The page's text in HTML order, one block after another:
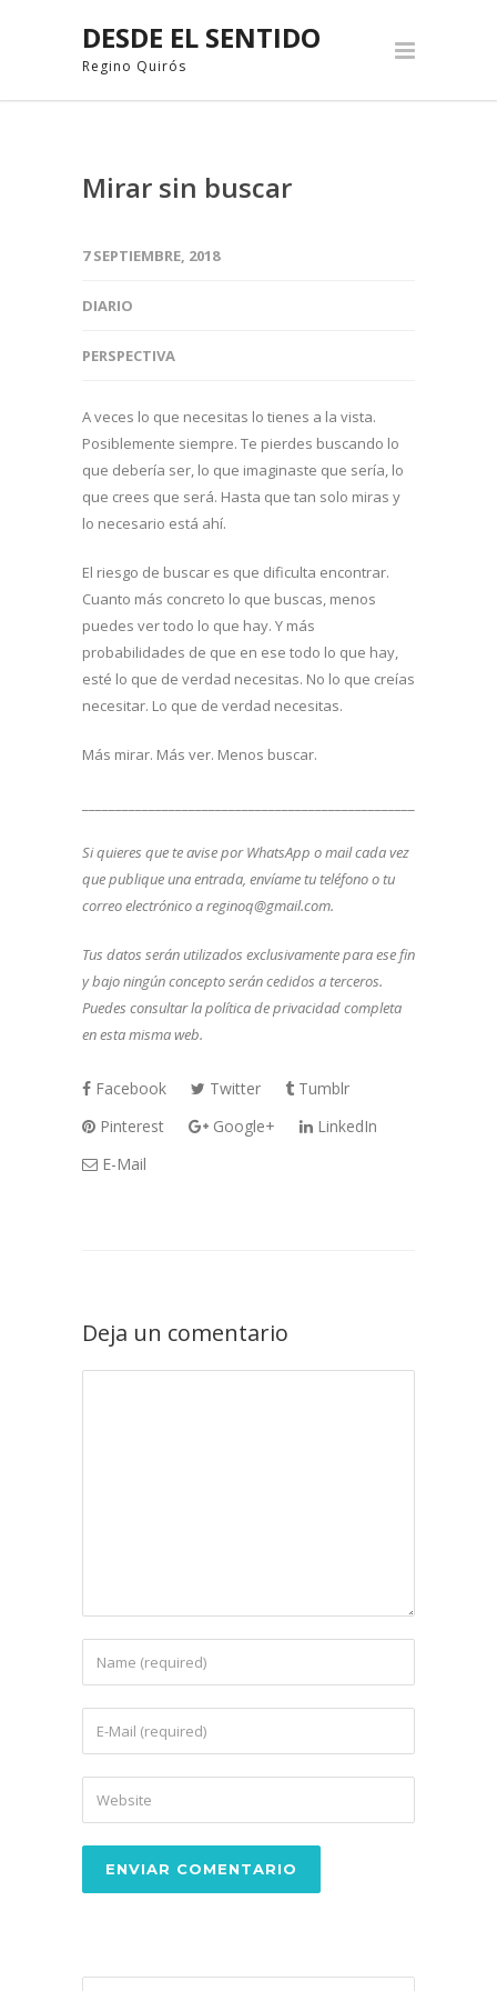
DESDE EL SENTIDO
Regino Quirós
Mirar sin buscar
7 SEPTIEMBRE, 2018
DIARIO
PERSPECTIVA
A veces lo que necesitas lo tienes a la vista.
Posiblemente siempre. Te pierdes buscando lo
que debería ser, lo que imaginaste que sería, lo
que crees que será. Hasta que tan solo miras y
lo necesario está ahí.
El riesgo de buscar es que dificulta encontrar.
Cuanto más concreto lo que buscas, menos
puedes ver todo lo que hay. Y más
probabilidades de que en ese todo lo que hay,
esté lo que de verdad necesitas. No lo que creías
necesitar. Lo que de verdad necesitas.
Más mirar. Más ver. Menos buscar.
Si quieres que te avise por WhatsApp o mail cada vez
que publique una entrada, envíame tu teléfono o tu
correo electrónico a reginoq@gmail.com.
Tus datos serán utilizados exclusivamente para ese fin
y bajo ningún concepto serán cedidos a terceros.
Puedes consultar la política de privacidad completa
en esta misma web.
Facebook Twitter
Tumblr
Pinterest
Google+
LinkedIn
E-Mail
Deja un comentario